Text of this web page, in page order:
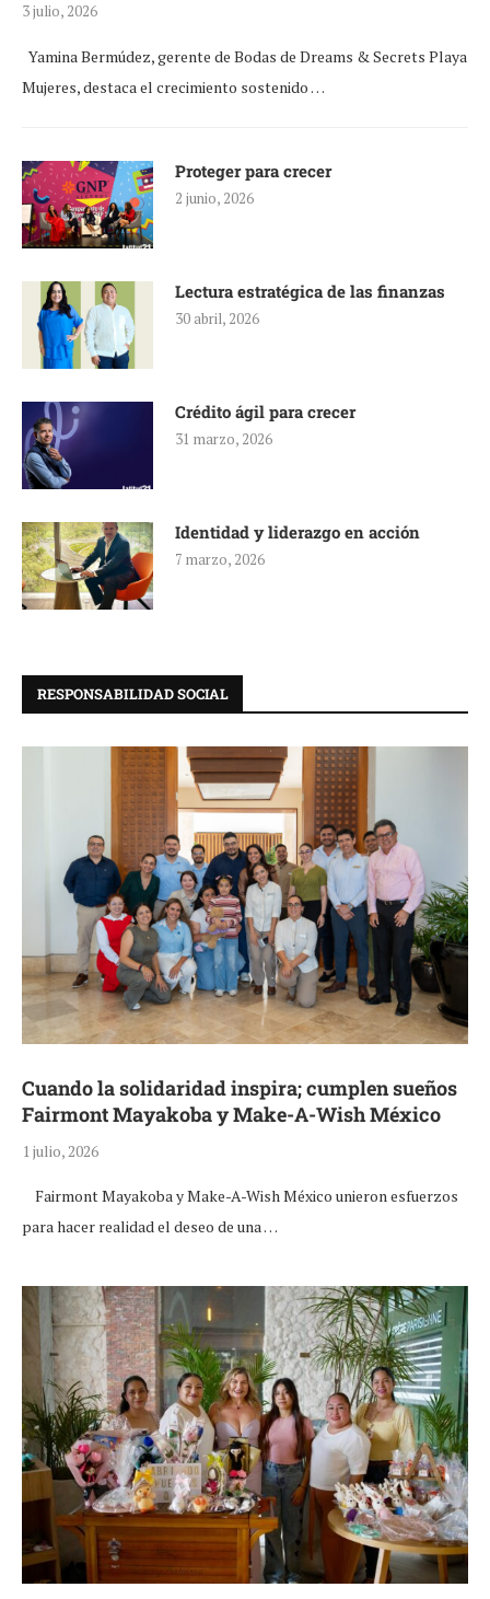
3 julio, 2026
Yamina Bermúdez, gerente de Bodas de Dreams & Secrets Playa
Mujeres, destaca el crecimiento sostenido …
Proteger para crecer
2 junio, 2026
Lectura estratégica de las finanzas
30 abril, 2026
Crédito ágil para crecer
31 marzo, 2026
Identidad y liderazgo en acción
7 marzo, 2026
RESPONSABILIDAD SOCIAL
Cuando la solidaridad inspira; cumplen sueños
Fairmont Mayakoba y Make-A-Wish México
1 julio, 2026
Fairmont Mayakoba y Make-A-Wish México unieron esfuerzos
para hacer realidad el deseo de una …